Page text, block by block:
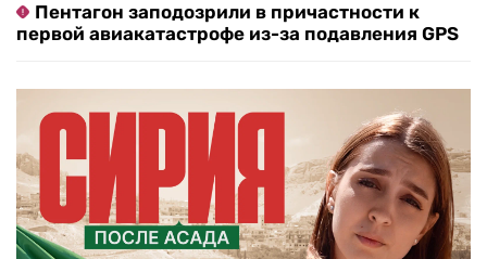
Пентагон заподозрили в причастности к
первой авиакатастрофе из-за подавления GPS